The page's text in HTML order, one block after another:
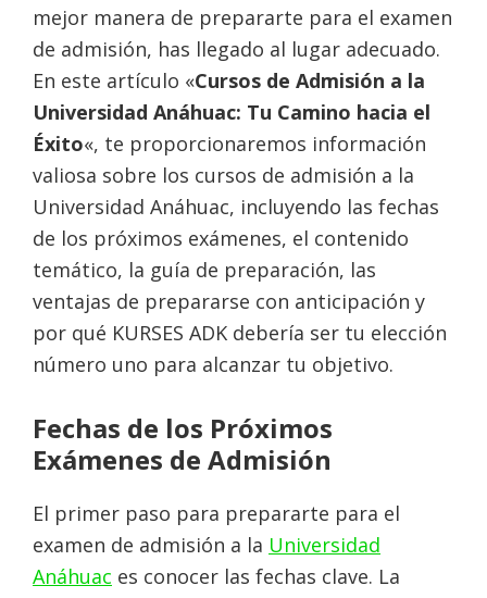
mejor manera de prepararte para el examen
de admisión, has llegado al lugar adecuado.
En este artículo «Cursos de Admisión a la
Universidad Anáhuac: Tu Camino hacia el
Éxito«, te proporcionaremos información
valiosa sobre los cursos de admisión a la
Universidad Anáhuac, incluyendo las fechas
de los próximos exámenes, el contenido
temático, la guía de preparación, las
ventajas de prepararse con anticipación y
por qué KURSES ADK debería ser tu elección
número uno para alcanzar tu objetivo.
Fechas de los Próximos
Exámenes de Admisión
El primer paso para prepararte para el
examen de admisión a la Universidad
Anáhuac es conocer las fechas clave. La